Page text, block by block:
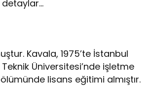
detaylar…
Kavala, 1975’te İstanbul
Üniversitesi’nde işletme
lisans eğitimi almıştır.